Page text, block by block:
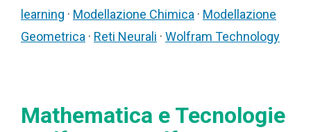
learning · Modellazione Chimica · Modellazione
Geometrica · Reti Neurali · Wolfram Technology
Mathematica e Tecnologie